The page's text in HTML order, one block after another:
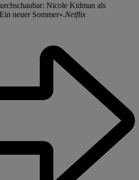
Nicole Kidman als
neuer Sommer».Netflix